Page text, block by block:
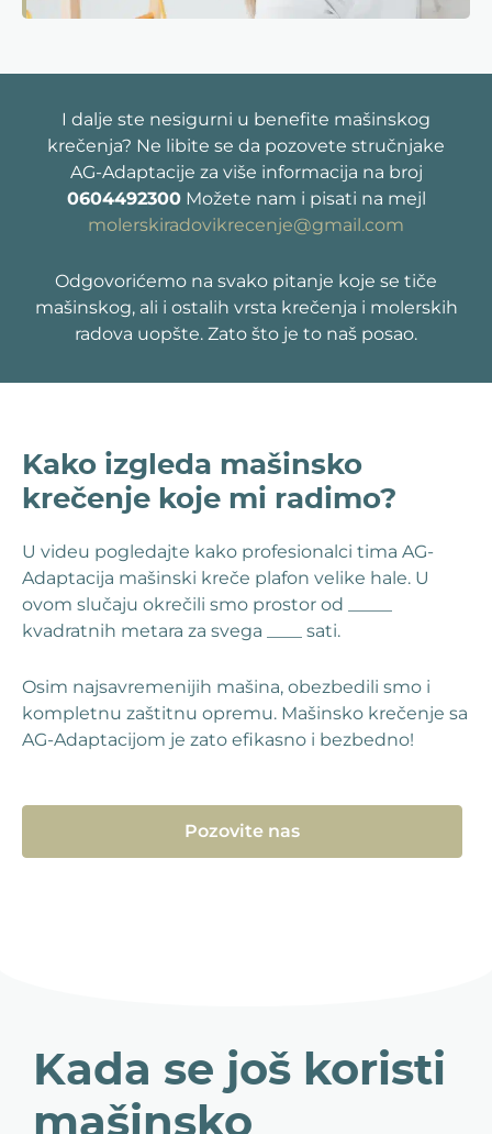
I dalje ste nesigurni u benefite mašinskog
krečenja? Ne libite se da pozovete stručnjake
AG-Adaptacije za više informacija na broj
0604492300Možete nam i pisati na mejl
molerskiradovikrecenje@gmail.com
Odgovorićemo na svako pitanje koje se tiče
mašinskog, ali i ostalih vrsta krečenja i molerskih
radova uopšte. Zato što je to naš posao.
Kako izgleda mašinsko
krečenje koje mi radimo?
U videu pogledajte kako profesionalci tima AG-
Adaptacija mašinski kreče plafon velike hale. U
ovom slučaju okrečili smo prostor od _____
kvadratnih metara za svega ____ sati.
Osim najsavremenijih mašina, obezbedili smo i
kompletnu zaštitnu opremu. Mašinsko krečenje sa
AG-Adaptacijom je zato efikasno i bezbedno!
Pozovite nas
Kada se još koristi
mašinsko